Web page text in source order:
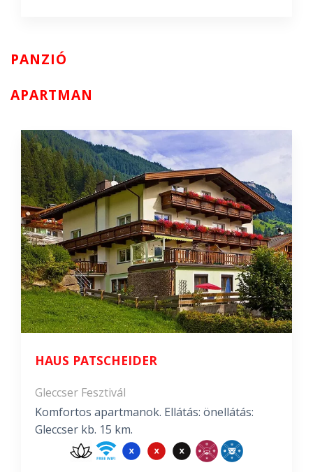
PANZIÓ
APARTMAN
HAUS PATSCHEIDER
Gleccser Fesztivál
Komfortos apartmanok. Ellátás: önellátás:
Gleccser kb. 15 km.